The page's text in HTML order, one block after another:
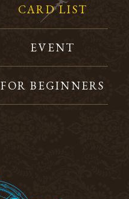
CARD LIST
EVENT
FOR BEGINNERS